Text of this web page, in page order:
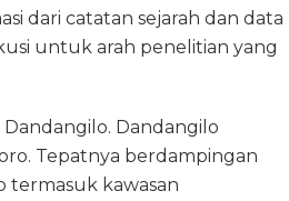
dari catatan sejarah dan data
untuk arah penelitian yang
Dandangilo
Tepatnya berdampingan
termasuk kawasan